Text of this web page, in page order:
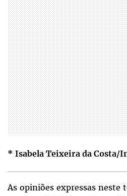
* Isabela Teixeira da Costa/
As opiniões expressas neste